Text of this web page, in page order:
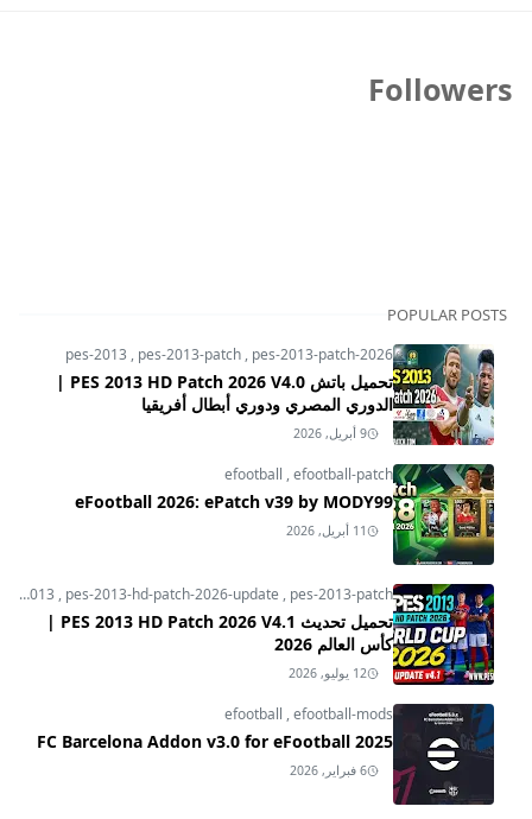
Followers
POPULAR POSTS
pes-2013 , pes-2013-patch , pes-2013-patch-2026
تحميل باتش PES 2013 HD Patch 2026 V4.0 |
الدوري المصري ودوري أبطال أفريقيا
9 أبريل, 2026
efootball ,efootball-patch
eFootball 2026: ePatch v39 by MODY99
11 أبريل, 2026
pes-2013 , pes-2013-hd-patch-2026-update , pes-2013-patch
تحميل تحديث PES 2013 HD Patch 2026 V4.1 |
كأس العالم 2026
12 يوليو, 2026
efootball ,efootball-mods
FC Barcelona Addon v3.0 for eFootball 2025
6 فبراير, 2026